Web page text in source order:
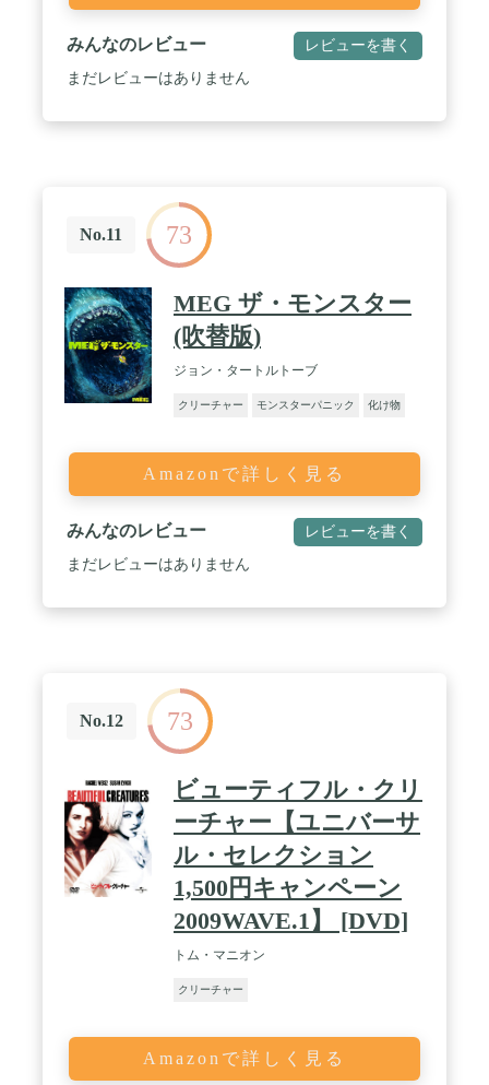
みんなのレビュー レビューを書く
まだレビューはありません
No.11 73
MEG ザ・モンスター
(吹替版)
ジョン・タートルトーブ
クリーチャー モンスターパニック 化け物
Amazonで詳しく見る
みんなのレビュー レビューを書く
まだレビューはありません
No.12 73
ビューティフル・クリ
ーチャー【ユニバーサ
ル・セレクション
1,500円キャンペーン
2009WAVE.1】 [DVD]
トム・マニオン
クリーチャー
Amazonで詳しく見る